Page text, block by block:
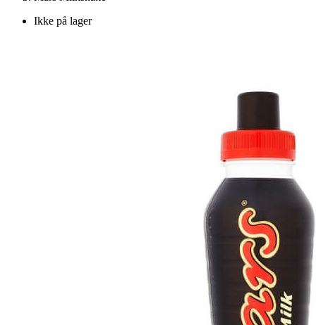
Ikke på lager